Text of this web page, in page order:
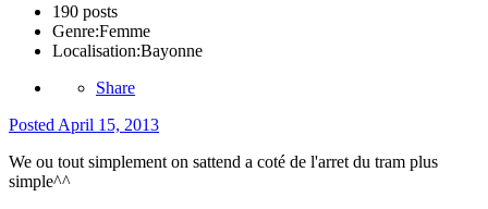
190 posts
Genre:Femme
Localisation:Bayonne
Share
Posted April 15, 2013
We ou tout simplement on sattend a coté de l'arret du tram plus
simple^^